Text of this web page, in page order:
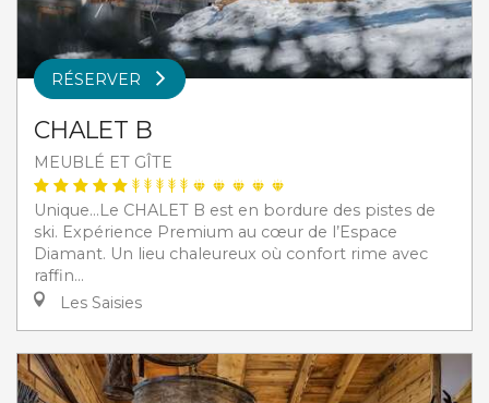
RÉSERVER
CHALET B
MEUBLÉ ET GÎTE
Unique...Le CHALET B est en bordure des pistes de
ski. Expérience Premium au cœur de l’Espace
Diamant. Un lieu chaleureux où confort rime avec
raffin...
Les Saisies